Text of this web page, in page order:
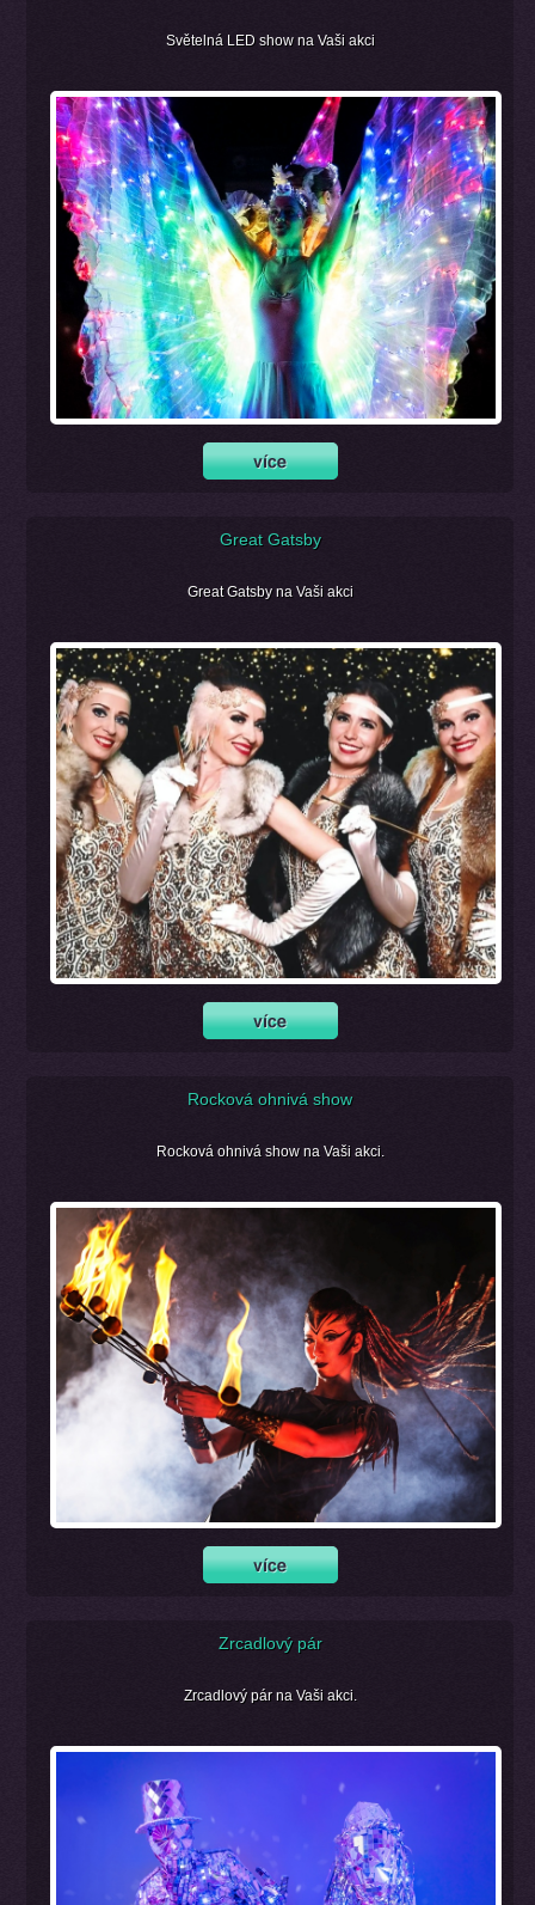
Světelná LED show na Vaši akci
Great Gatsby
Great Gatsby na Vaši akci
Rocková ohnivá show
Rocková ohnivá show na Vaši akci.
Zrcadlový pár
Zrcadlový pár na Vaši akci.